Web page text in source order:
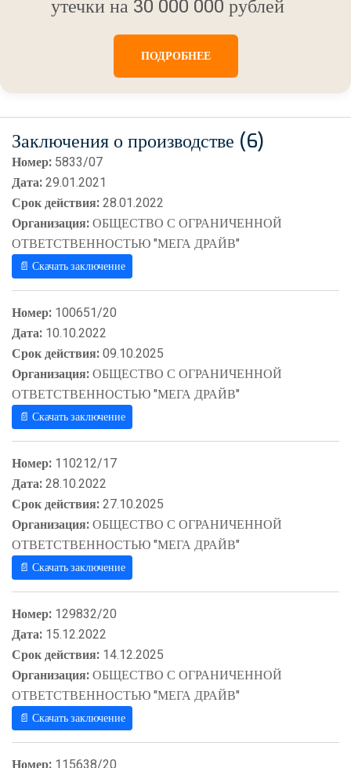
утечки на 30 000 000 рублей
ПОДРОБНЕЕ
Заключения о производстве (6)
Номер: 5833/07
Дата:29.01.2021
Срок действия:28.01.2022
Организация:ОБЩЕСТВО С ОГРАНИЧЕННОЙ
ОТВЕТСТВЕННОСТЬЮ "МЕГА ДРАЙВ"
📄 Скачать заключение
Номер: 100651/20
Дата: 10.10.2022
Срок действия:09.10.2025
Организация:ОБЩЕСТВО С ОГРАНИЧЕННОЙ
ОТВЕТСТВЕННОСТЬЮ "МЕГА ДРАЙВ"
📄 Скачать заключение
Номер: 110212/17
Дата:28.10.2022
Срок действия:27.10.2025
Организация:ОБЩЕСТВО С ОГРАНИЧЕННОЙ
ОТВЕТСТВЕННОСТЬЮ "МЕГА ДРАЙВ"
📄 Скачать заключение
Номер: 129832/20
Дата: 15.12.2022
Срок действия: 14.12.2025
Организация:ОБЩЕСТВО С ОГРАНИЧЕННОЙ
ОТВЕТСТВЕННОСТЬЮ "МЕГА ДРАЙВ"
📄 Скачать заключение